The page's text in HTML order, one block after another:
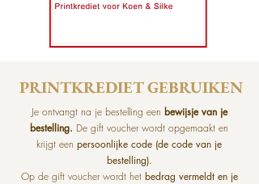
PRINTKREDIET GEBRUIKEN
Je ontvangt na je bestelling een bewijsje van je
bestelling. De gift voucher wordt opgemaakt en
krijgt een persoonlijke code (de code van je
bestelling).
Op de gift voucher wordt het bedrag vermeldt en je